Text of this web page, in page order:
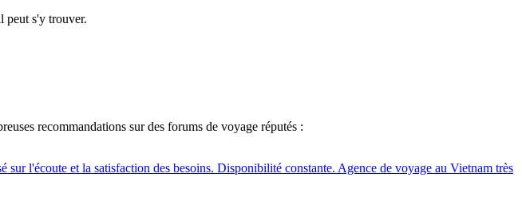
peut s'y trouver.
recommandations sur des forums de voyage réputés :
l'écoute et la satisfaction des besoins. Disponibilité constante. Agence de voyage au Vietnam très